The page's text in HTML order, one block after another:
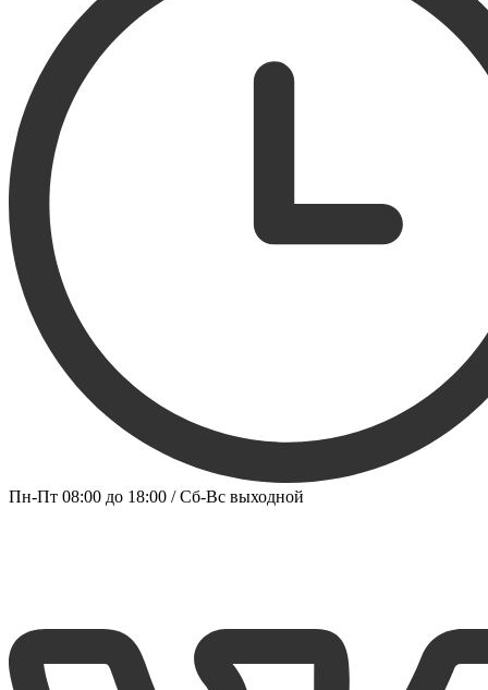
Пн-Пт 08:00 до 18:00 / Сб-Вс выходной